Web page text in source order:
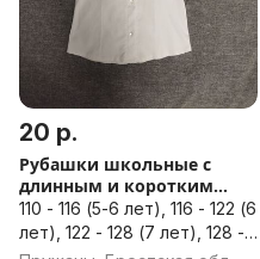
20 р.
Рубашки школьные с
длинным и коротким
рукавом
110 - 116 (5-6 лет), 116 - 122 (6
лет), 122 - 128 (7 лет), 128 -